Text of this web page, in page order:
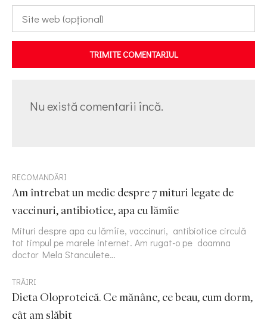
TRIMITE COMENTARIUL
Nu există comentarii încă.
RECOMANDĂRI
Am întrebat un medic despre 7 mituri legate de
vaccinuri, antibiotice, apa cu lămîie
Mituri despre apa cu lămîie, vaccinuri, antibiotice circulă
tot timpul pe marele internet. Am rugat-o pe doamna
doctor Mela Stanculete…
TRĂIRI
Dieta Oloproteică. Ce mănânc, ce beau, cum dorm,
cât am slăbit